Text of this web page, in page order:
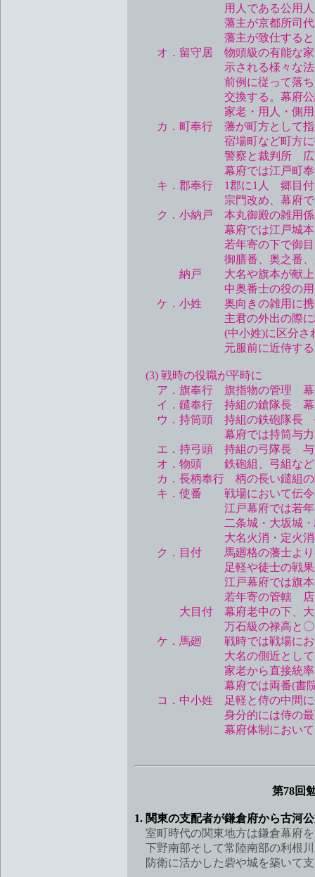
用人である公用人に
藩主が京都所司代に就任
藩主が致仕すると元の
オ．留守居 物頭級の有能な家
示される様々な法令の入手
前例に従って落ち度のない
交換する。幕府公認の留
家老・用人・側用人が
カ．町奉行 藩が町方として指
宿場町など町方に指定さ
警察と裁判所 広い範囲
幕府では江戸町奉行、
キ．郡奉行 1郡に1人 郷目付、
宗門改め、幕府では勘
ク．小納戸 本丸御殿の雑用係
幕府では江戸城本丸御殿中
若年寄の下で御目見以
御膳番、奥之番、肝煎、御
納戸 大名や旗本が献上した
中奥番士の役の用
ケ．小姓 奥向きの雑用に携
主君の外出の際に騎馬で随
(中小姓)に区分される
元服前に近侍する若年
(3) 戦時の役職が平時に
ア．旗奉行 旗指物の管理 幕
イ．鑓奉行 持組の鎗隊長 幕
ウ．持筒頭 持組の鉄砲隊長
幕府では持筒与力と同心
エ．持弓頭 持組の弓隊長 与
オ．物頭 鉄砲組、弓組など
カ．長柄奉行 柄の長い鑓組の
キ．使番 戦場において伝令
江戸幕府では若年寄支
二条城・大坂城・駿府城
大名火消・定火消の
ク．目付 馬廻格の藩士より
足軽や徒士の戦果及び
江戸幕府では旗本や御家
若年寄の管轄 店員10
大目付 幕府老中の下、大名
万石級の禄高と〇〇守
ケ．馬廻 戦時では戦場にお
大名の側近として日常の警
家老から直接統率を受け
幕府では両番(書院番
コ．中小姓 足軽と侍の中間に
身分的には侍の最下
幕府体制においては徒歩
第78回
1. 関東の支配者が鎌倉府から古河
室町時代の関東地方は鎌倉幕府
下野南部そして常陸南部の利根
防衛に活かした砦や城を築いて